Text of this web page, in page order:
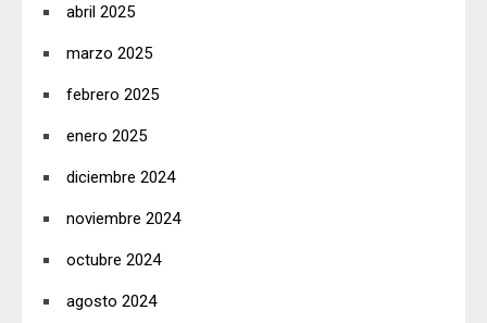
abril 2025
marzo 2025
febrero 2025
enero 2025
diciembre 2024
noviembre 2024
octubre 2024
agosto 2024